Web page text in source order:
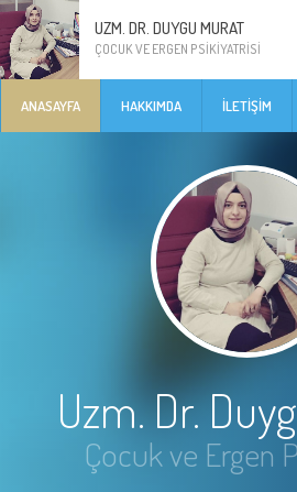
UZM. DR. DUYGU MURAT
ÇOCUK VE ERGEN PSIKIYATRISI
ANASAYFA HAKKIMDA İLETIŞIM
Uzm. Dr.
Çocuk ve Ergen